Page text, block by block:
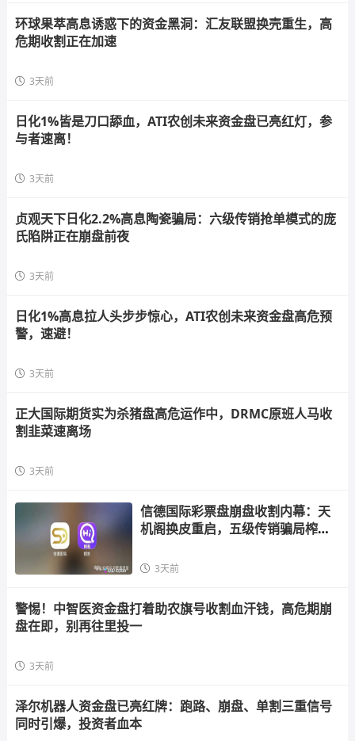
环球果萃高息诱惑下的资金黑洞：汇友联盟换壳重生，高
危期收割正在加速
3天前
日化1%皆是刀口舔血，ATI农创未来资金盘已亮红灯，参
与者速离！
3天前
贞观天下日化2.2%高息陶瓷骗局：六级传销抢单模式的庞
氏陷阱正在崩盘前夜
3天前
日化1%高息拉人头步步惊心，ATI农创未来资金盘高危预
警，速避！
3天前
正大国际期货实为杀猪盘高危运作中，DRMC原班人马收
割韭菜速离场
3天前
信德国际彩票盘崩盘收割内幕：天
机阁换皮重启，五级传销骗局榨干
3天前
警惕！中智医资金盘打着助农旗号收割血汗钱，高危期崩
盘在即，别再往里投一
3天前
泽尔机器人资金盘已亮红牌：跑路、崩盘、单割三重信号
同时引爆，投资者血本